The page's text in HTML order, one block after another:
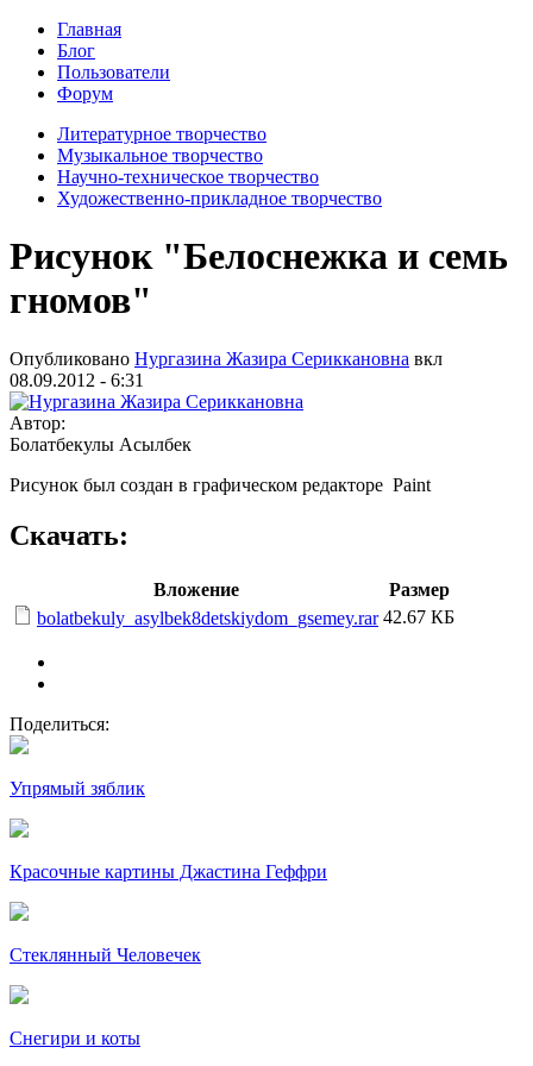
Главная
Блог
Пользователи
Форум
Литературное творчество
Музыкальное творчество
Научно-техническое творчество
Художественно-прикладное творчество
Рисунок "Белоснежка и семь
гномов"
Опубликовано Нургазина Жазира Сериккановна вкл
08.09.2012 - 6:31
Автор:
Болатбекулы Асылбек
Рисунок был создан в графическом редакторе Paint
Скачать:
Вложение
Размер
bolatbekuly_asylbek8detskiydom_gsemey.rar 42.67 КБ
Поделиться:
Упрямый зяблик
Красочные картины Джастина Геффри
Стеклянный Человечек
Снегири и коты